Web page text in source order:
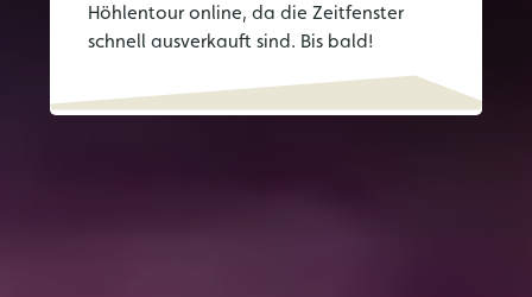
Höhlentour online, da die Zeitfenster
schnell ausverkauft sind. Bis bald!